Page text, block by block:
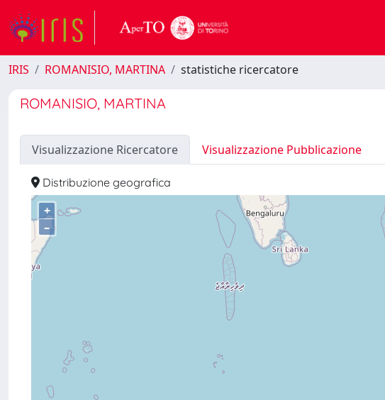
IRIS ROMANISIO, MARTINA statistiche ricercatore
ROMANISIO, MARTINA
Visualizzazione Ricercatore Visualizzazione Pubblicazione
Distribuzione geografica
+
–